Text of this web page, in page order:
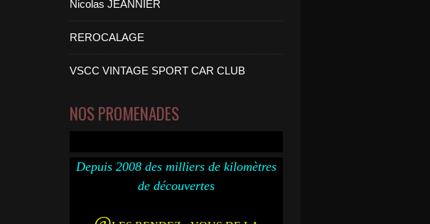
Nicolas JEANNIER
REROCALAGE
VSCC VINTAGE SPORT CAR CLUB
NOS PROMENADES
Depuis 2008 des milliers de kilomètres
de découvertes